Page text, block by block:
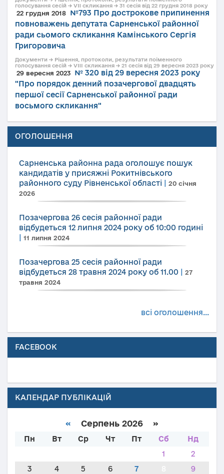
голосування сесій → VII скликання → 31 сесія від 22 грудня 2018 року
22 грудня 2018
№793 Про дострокове припинення
повноважень депутата Сарненської районної
ради сьомого скликання Камінського Сергія
Григоровича
Документи → Рішення, протоколи, результати поіменного
голосування сесій → VIII скликання → 21 сесія від 29 вересня 2023 року
29 вересня 2023
№ 320 від 29 вересня 2023 року
"Про порядок денний позачергової двадцять
першої сесії Сарненської районної ради
восьмого скликання"
ОГОЛОШЕННЯ
Сарненська районна рада оголошує пошук
кандидатів у присяжні Рокитнівського
районного суду Рівненської області
20 січня
2026
Позачергова 26 сесія районної ради
відбудеться 12 липня 2024 року об 10:00 годині
11 липня 2024
Позачергова 25 сесія районної ради
відбудеться 28 травня 2024 року об 11.00
27
травня 2024
всі оголошення...
FACEBOOK
КАЛЕНДАР ПУБЛІКАЦІЙ
« Серпень 2026 »
Пн Вт Ср Чт Пт Сб
Нд
1
2
3
4 5 6 7
9